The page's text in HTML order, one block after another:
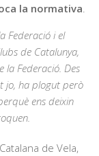
la normativa
Federació i el
de Catalunya,
la Federació. Des
jo, ha plogut però
ens deixin
de Vela,